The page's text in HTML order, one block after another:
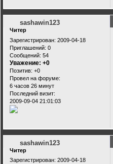
sashawin123
Читер
Зарегистрирован: 2009-04-18
Приглашений: 0
Сообщений: 54
Уважение: +0
Позитив: +0
Провел на форуме:
6 часов 26 минут
Последний визит:
2009-09-04 21:01:03
sashawin123
Читер
Зарегистрирован: 2009-04-18